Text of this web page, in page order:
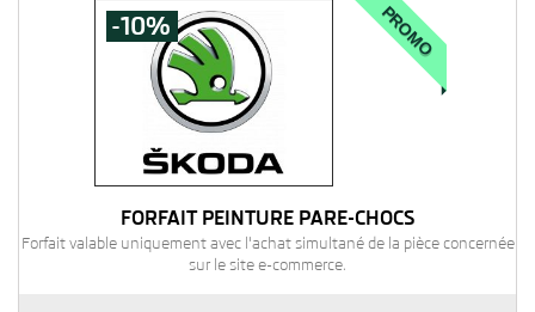
-10% PROMO
FORFAIT PEINTURE PARE-CHOCS
Forfait valable uniquement avec l'achat simultané de la pièce concernée
sur le site e-commerce.